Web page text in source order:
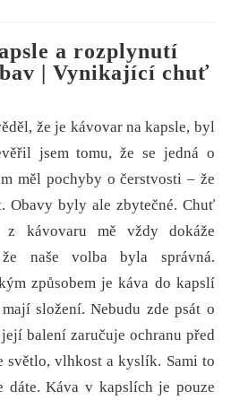
a rozplynutí
| Vynikající chuť
že je kávovar na kapsle, byl
jsem tomu, že se jedná o
měl pochyby o čerstvosti – že
Obavy byly ale zbytečné. Chuť
z kávovaru mě vždy dokáže
naše volba byla správná.
způsobem je káva do kapslí
složení. Nebudu zde psát o
balení zaručuje ochranu před
vlhkost a kyslík. Sami to
dáte. Káva v kapslích je pouze